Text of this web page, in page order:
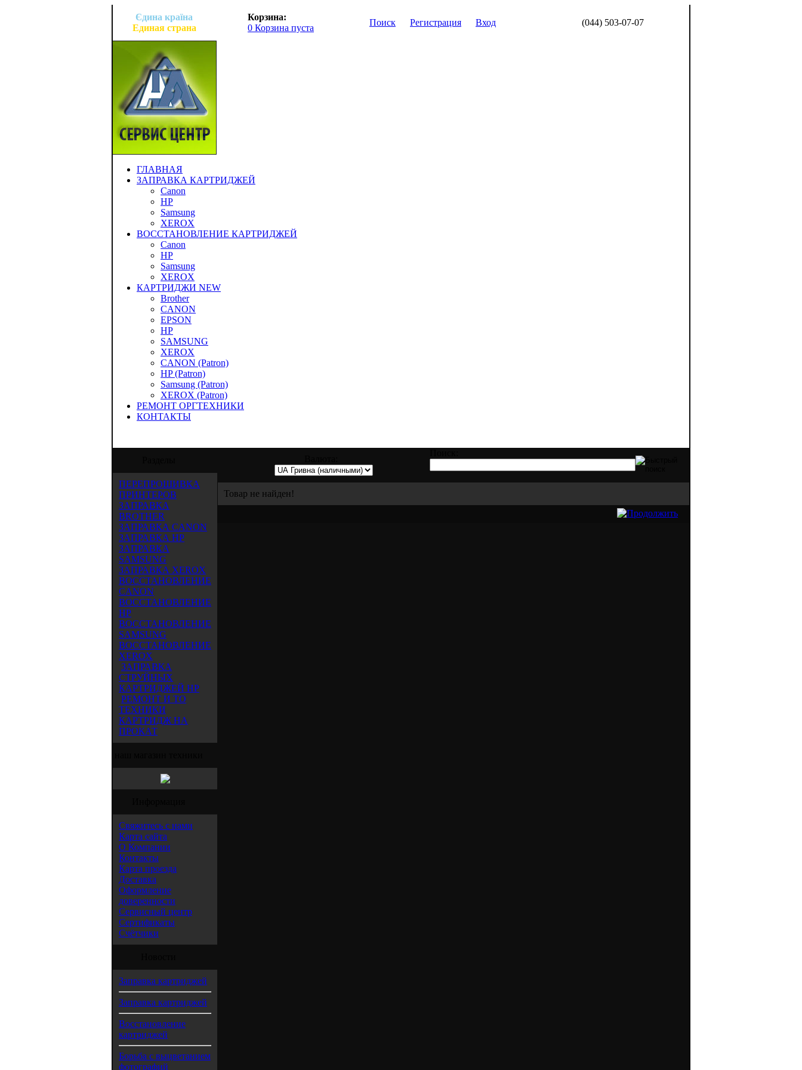
Єдина країна
Единая страна
Корзина:
0 Корзина пуста
Поиск Регистрация Вход (044) 503-07-07
ГЛАВНАЯ
ЗАПРАВКА КАРТРИДЖЕЙ
Canon
HP
Samsung
XEROX
ВОССТАНОВЛЕНИЕ КАРТРИДЖЕЙ
Canon
HP
Samsung
XEROX
КАРТРИДЖИ NEW
Brother
CANON
EPSON
HP
SAMSUNG
XEROX
CANON (Patron)
HP (Patron)
Samsung (Patron)
XEROX (Patron)
РЕМОНТ ОРГТЕХНИКИ
КОНТАКТЫ
ПЕРЕПРОШИВКА
ПРИНТЕРОВ
ЗАПРАВКА
BROTHER
ЗАПРАВКА CANON
ЗАПРАВКА HP
ЗАПРАВКА
SAMSUNG
ЗАПРАВКА XEROX
ВОССТАНОВЛЕНИЕ
CANON
ВОССТАНОВЛЕНИЕ
HP
ВОССТАНОВЛЕНИЕ
SAMSUNG
ВОССТАНОВЛЕНИЕ
XEROX
ЗАПРАВКА
СТРУЙНЫХ
КАРТРИДЖЕЙ HP
РЕМОНТ И ТО
ТЕХНИКИ
КАРТРИДЖ НА
ПРОКАТ
Свяжитесь с нами
Карта сайта
О Компании
Контакты
Карта проезда
Доставка
Оформление
доверенности
Сервисный центр
Сертификаты
Счётчики
Заправка картриджей
Заправка картриджей
Восстановление
картриджей
Борьба с выцветанием
фотографий
Товар не найден!